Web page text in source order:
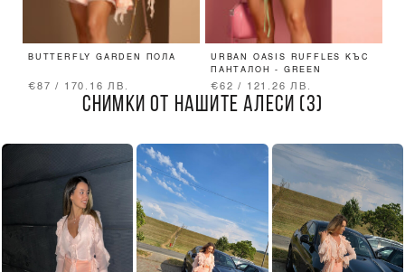
BUTTERFLY GARDEN ПОЛА
€87 / 170.16 ЛВ.
URBAN OASIS RUFFLES КЪС
ПАНТАЛОН - GREEN
€62 / 121.26 ЛВ.
СНИМКИ ОТ НАШИТЕ АЛЕСИ (3)